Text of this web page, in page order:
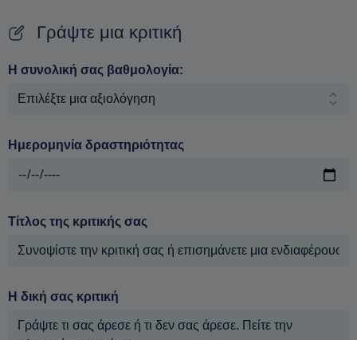
Γράψτε μια κριτική
Η συνολική σας βαθμολογία:
Ημερομηνία δραστηριότητας
Τίτλος της κριτικής σας
Η δική σας κριτική